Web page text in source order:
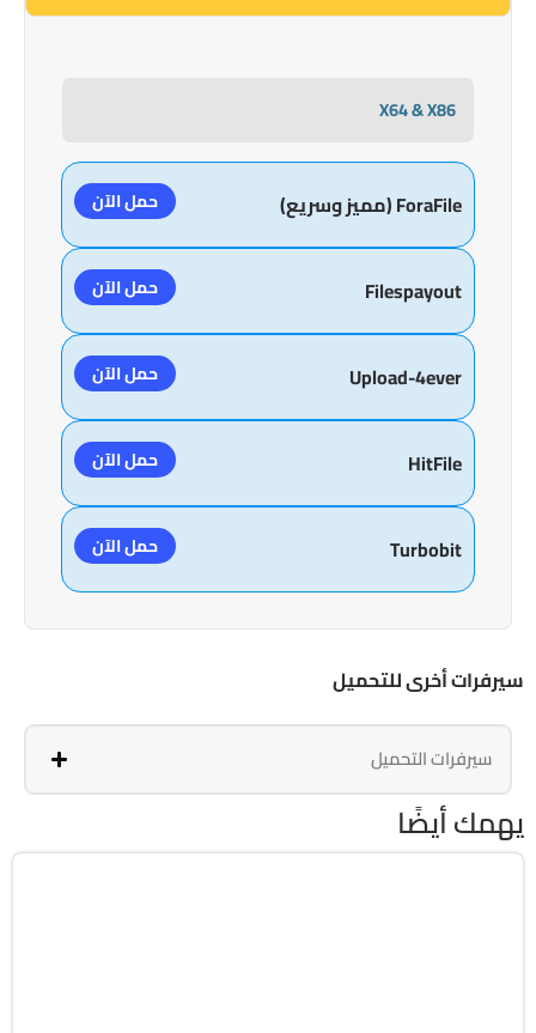
X64 & X86
ForaFile (مميز وسريع) حمل الآن
Filespayout حمل الآن
Upload-4ever حمل الآن
HitFile حمل الآن
Turbobit حمل الآن
سيرفرات أخرى للتحميل
سيرفرات التحميل
يهمك أيضًا